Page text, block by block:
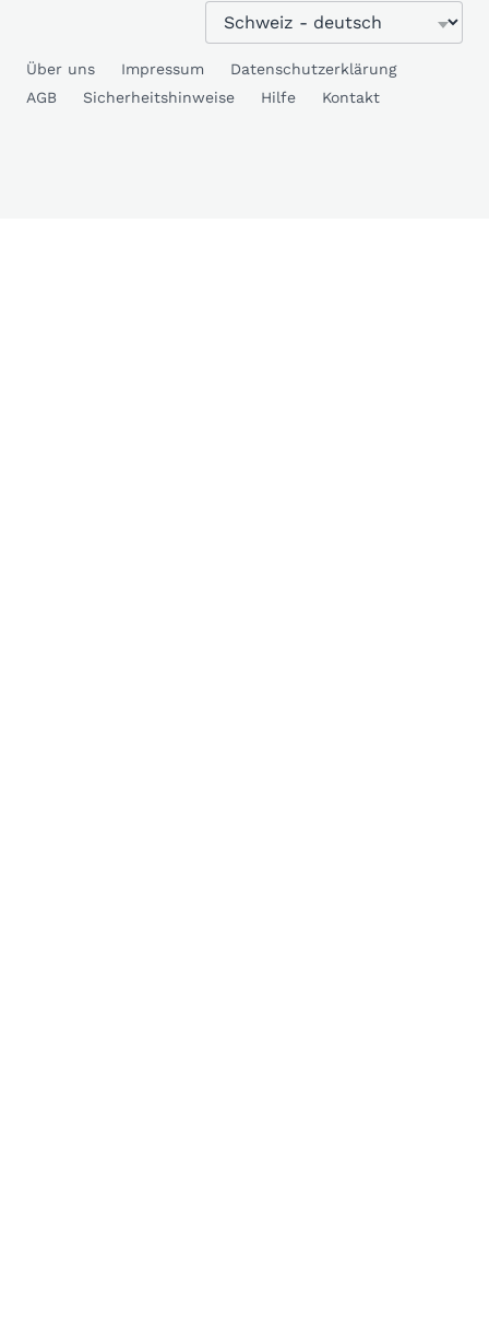
Über uns Impressum
Datenschutzerklärung
AGB
Sicherheitshinweise Hilfe Kontakt